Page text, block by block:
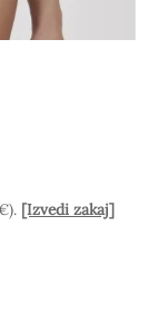
[Izvedi zakaj]